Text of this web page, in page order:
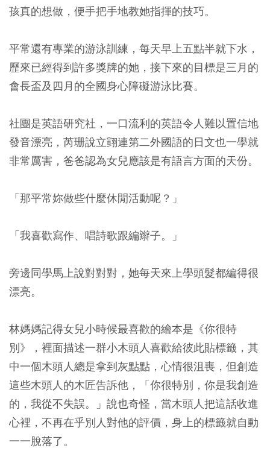
孩真的想做，便手把手地教她指揮的技巧。
平常還有專業的游泳訓練，每天早上五點半就下水，
歷來已經得到許多獎牌的她，接下來的目標是三月的
會長盃及四月的全國身心障礙游泳比賽。
社團是英語研究社，一口流利的英語令人難以置信地
發音漂亮，芮珊說立翧連第二外國語的日文也一學就
非常厲害，爸爸認為女兒應該是有語言方面的天份。
「那平常妳做些什麼休閒活動呢？」
「我喜歡寫作、唱詩歌跟編辮子。」
旁邊同學馬上說對對對，她每天來上學頭髮都編得很
漂亮。
林媽媽記得女兒小時候最喜歡的繪本是《你很特
別》，裡面描述一群小木頭人喜歡給彼此貼標籤，其
中一個木頭人總是拿到灰點點，心情很沮喪，但創造
這些木頭人的木匠告訴他，「你很特別，你是我創造
的，我從不失誤。」說也奇怪，當木頭人把這話收進
心裡，不再在乎別人對他的評價，身上的標籤就自動
一一脫落了。